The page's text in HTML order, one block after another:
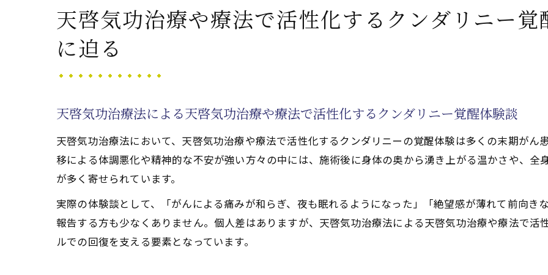
天啓気功治療や療法で活性化するクンダリニー
に迫る
天啓気功治療法による天啓気功治療や療法で活性化するクンダリニー覚醒体験談
天啓気功治療法において、天啓気功治療や療法で活性化するクンダリニーの覚醒体験は多くの末期がん
移による体調悪化や精神的な不安が強い方々の中には、施術後に身体の奥から湧き上がる温かさや、
が多く寄せられています。
実際の体験談として、「がんによる痛みが和らぎ、夜も眠れるようになった」「絶望感が薄れて前向き
報告する方も少なくありません。個人差はありますが、天啓気功治療法による天啓気功治療や療法で
ルでの回復を支える要素となっています。